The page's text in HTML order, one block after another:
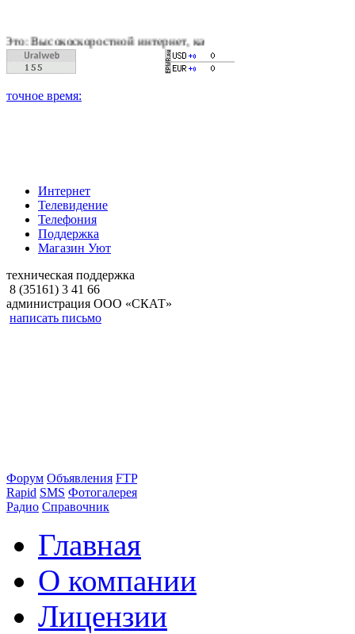
интернет, качественное цифровое и кабельное
Интернет
Телевидение
Телефония
Поддержка
Магазин Уют
техническая поддержка
8 (35161) 3 41 66
администрация ООО «СКАТ»
написать письмо
Форум Объявления FTP
Rapid SMS Фотогалерея
Радио Справочник
Главная
О компании
Лицензии